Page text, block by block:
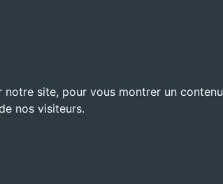
site, pour vous montrer un contenu
nos visiteurs.